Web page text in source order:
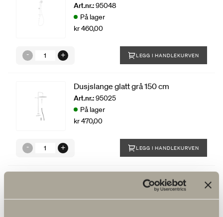
Art.nr.:95048
På lager
kr 460,00
LEGG I HANDLEKURVEN
Dusjslange glatt grå 150 cm
Art.nr.:95025
På lager
kr 470,00
LEGG I HANDLEKURVEN
Dusjslange glatt svart 150 cm
På lager